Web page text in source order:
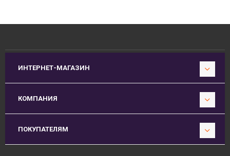
ИНТЕРНЕТ-МАГАЗИН
КОМПАНИЯ
ПОКУПАТЕЛЯМ